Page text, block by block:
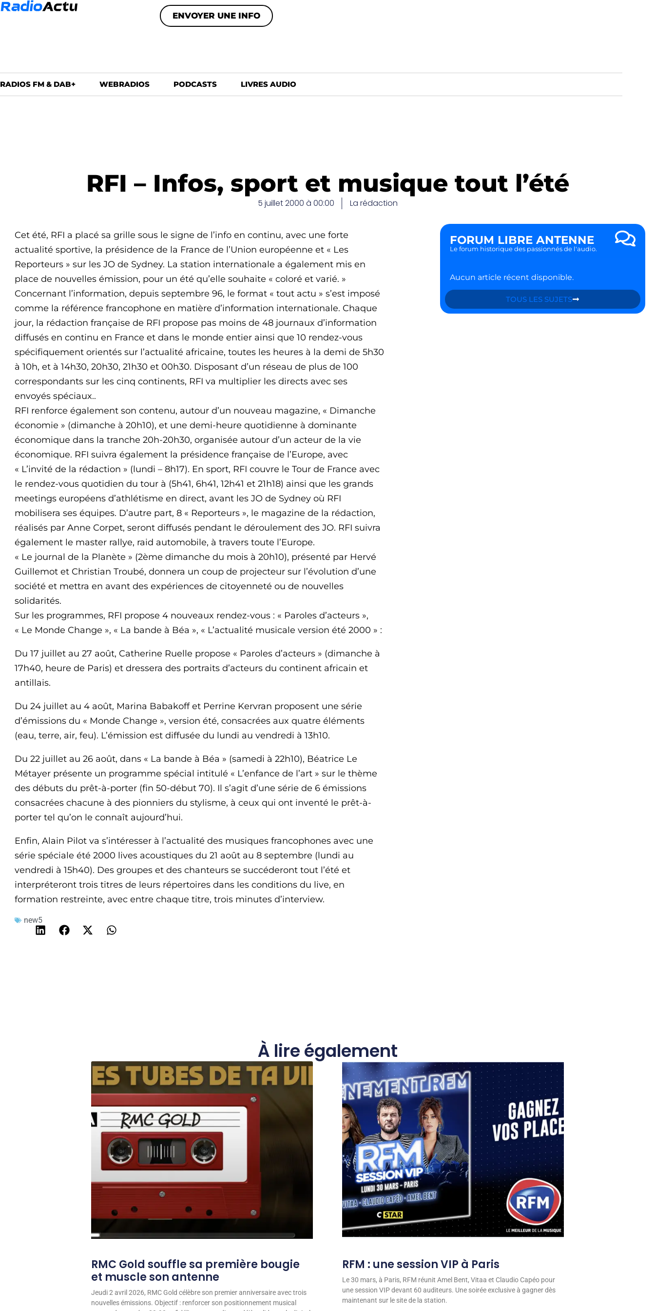
ENVOYER UNE INFO
RADIOS FM & DAB+ WEBRADIOS PODCASTS LIVRES AUDIO
RFI – Infos, sport et musique tout l’été
5 juillet 2000 à 00:00 La rédaction
Cet été, RFI a placé sa grille sous le signe de l’info en continu, avec une forte
actualité sportive, la présidence de la France de l’Union européenne et « Les
Reporteurs » sur les JO de Sydney. La station internationale a également mis en
place de nouvelles émission, pour un été qu’elle souhaite « coloré et varié. »
Concernant l’information, depuis septembre 96, le format « tout actu » s’est imposé
comme la référence francophone en matière d’information internationale. Chaque
jour, la rédaction française de RFI propose pas moins de 48 journaux d’information
diffusés en continu en France et dans le monde entier ainsi que 10 rendez-vous
spécifiquement orientés sur l’actualité africaine, toutes les heures à la demi de 5h30
à 10h, et à 14h30, 20h30, 21h30 et 00h30. Disposant d’un réseau de plus de 100
correspondants sur les cinq continents, RFI va multiplier les directs avec ses
envoyés spéciaux..
RFI renforce également son contenu, autour d’un nouveau magazine, « Dimanche
économie » (dimanche à 20h10), et une demi-heure quotidienne à dominante
économique dans la tranche 20h-20h30, organisée autour d’un acteur de la vie
économique. RFI suivra également la présidence française de l’Europe, avec
« L’invité de la rédaction » (lundi – 8h17). En sport, RFI couvre le Tour de France avec
le rendez-vous quotidien du tour à (5h41, 6h41, 12h41 et 21h18) ainsi que les grands
meetings européens d’athlétisme en direct, avant les JO de Sydney où RFI
mobilisera ses équipes. D’autre part, 8 « Reporteurs », le magazine de la rédaction,
réalisés par Anne Corpet, seront diffusés pendant le déroulement des JO. RFI suivra
également le master rallye, raid automobile, à travers toute l’Europe.
« Le journal de la Planète » (2ème dimanche du mois à 20h10), présenté par Hervé
Guillemot et Christian Troubé, donnera un coup de projecteur sur l’évolution d’une
société et mettra en avant des expériences de citoyenneté ou de nouvelles
solidarités.
Sur les programmes, RFI propose 4 nouveaux rendez-vous : « Paroles d’acteurs »,
« Le Monde Change », « La bande à Béa », « L’actualité musicale version été 2000 » :
Du 17 juillet au 27 août, Catherine Ruelle propose « Paroles d’acteurs » (dimanche à
17h40, heure de Paris) et dressera des portraits d’acteurs du continent africain et
antillais.
Du 24 juillet au 4 août, Marina Babakoff et Perrine Kervran proposent une série
d’émissions du « Monde Change », version été, consacrées aux quatre éléments
(eau, terre, air, feu). L’émission est diffusée du lundi au vendredi à 13h10.
Du 22 juillet au 26 août, dans « La bande à Béa » (samedi à 22h10), Béatrice Le
Métayer présente un programme spécial intitulé « L’enfance de l’art » sur le thème
des débuts du prêt-à-porter (fin 50-début 70). Il s’agit d’une série de 6 émissions
consacrées chacune à des pionniers du stylisme, à ceux qui ont inventé le prêt-à-
porter tel qu’on le connaît aujourd’hui.
Enfin, Alain Pilot va s’intéresser à l’actualité des musiques francophones avec une
série spéciale été 2000 lives acoustiques du 21 août au 8 septembre (lundi au
vendredi à 15h40). Des groupes et des chanteurs se succéderont tout l’été et
interpréteront trois titres de leurs répertoires dans les conditions du live, en
formation restreinte, avec entre chaque titre, trois minutes d’interview.
new5
FORUM LIBRE ANTENNE
Le forum historique des passionnés de l'audio.
Aucun article récent disponible.
TOUS LES SUJETS
À lire également
RMC Gold souffle sa première bougie
et muscle son antenne
Jeudi 2 avril 2026, RMC Gold célèbre son premier anniversaire avec trois
nouvelles émissions. Objectif : renforcer son positionnement musical
RFM : une session VIP à Paris
Le 30 mars, à Paris, RFM réunit Amel Bent, Vitaa et Claudio Capéo pour
une session VIP devant 60 auditeurs. Une soirée exclusive à gagner dès
maintenant sur le site de la station.